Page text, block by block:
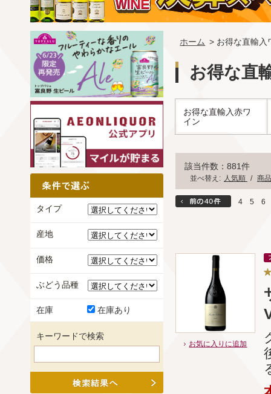
ホーム > お得な直輸入
お得な直
お得な直輸入赤ワ
イン
該当件数：881件
並べ替え: 人気順 / 商
4 5 6
お気に入りに追加
タイプ
産地
価格
ぶどう品種
在庫 在庫あり
キーワードで検索